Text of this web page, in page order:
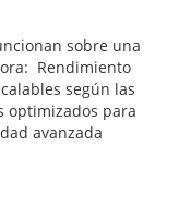
sobre una
Rendimiento
según las
optimizados para
avanzada